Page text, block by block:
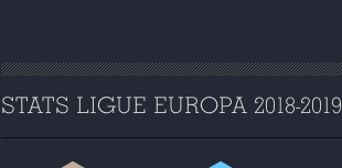
STATS LIGUE EUROPA 2018-2019